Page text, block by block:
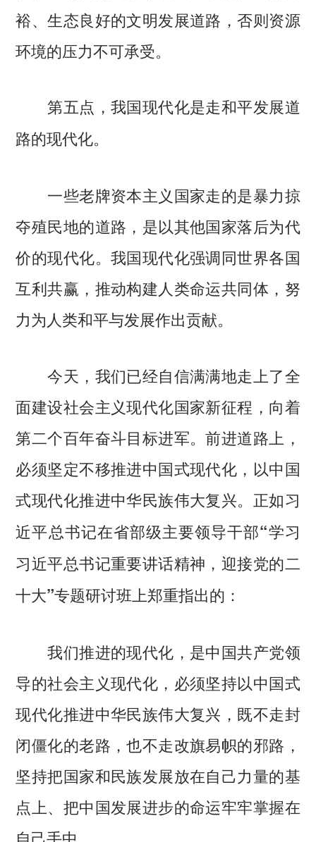
裕、生态良好的文明发展道路，否则资源
环境的压力不可承受。
第五点，我国现代化是走和平发展道
路的现代化。
一些老牌资本主义国家走的是暴力掠
夺殖民地的道路，是以其他国家落后为代
价的现代化。我国现代化强调同世界各国
互利共赢，推动构建人类命运共同体，努
力为人类和平与发展作出贡献。
今天，我们已经自信满满地走上了全
面建设社会主义现代化国家新征程，向着
第二个百年奋斗目标进军。前进道路上，
必须坚定不移推进中国式现代化，以中国
式现代化推进中华民族伟大复兴。 正如习
近平总书记在省部级主要领导干部“学习
习近平总书记重要讲话精神，迎接党的二
十大”专题研讨班上郑重指出的：
我们推进的现代化，是中国共产党领
导的社会主义现代化，必须坚持以中国式
现代化推进中华民族伟大复兴，既不走封
闭僵化的老路，也不走改旗易帜的邪路，
坚持把国家和民族发展放在自己力量的基
点上、把中国发展进步的命运牢牢掌握在
自己手中。